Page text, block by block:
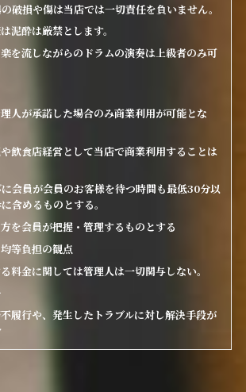
破損や傷は当店では一切責任を負いません。
泥酔は厳禁とします。
を流しながらのドラムの演奏は上級者のみ可
人が承諾した場合のみ商業利用が可能とな
飲食店経営として当店で商業利用することは
会員が会員のお客様を待つ時間も最低30分以
含めるものとする。
を会員が把握・管理するものとする
等負担の観点
料金に関しては管理人は一切関与しない。
履行や、発生したトラブルに対し解決手段が